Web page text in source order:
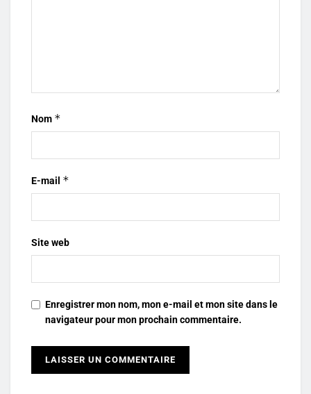
Nom *
E-mail *
Site web
Enregistrer mon nom, mon e-mail et mon site dans le
navigateur pour mon prochain commentaire.